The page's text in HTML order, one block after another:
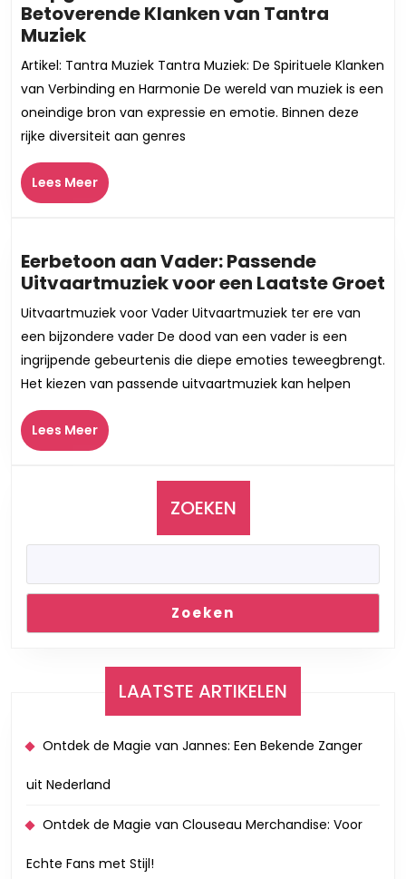
Betoverende Klanken van Tantra
MuziekDiepgaande
Verbinding:
De
Betoverende
Klanken
van
Tantra
Muziek
Artikel: Tantra Muziek Tantra Muziek: De Spirituele Klanken
van Verbinding en Harmonie De wereld van muziek is een
oneindige bron van expressie en emotie. Binnen deze
rijke diversiteit aan genres
Lees MeerLees
Meer
Eerbetoon aan Vader: Passende
Uitvaartmuziek voor een Laatste Groet
Uitvaartmuziek voor Vader Uitvaartmuziek ter ere van
een bijzondere vader De dood van een vader is een
ingrijpende gebeurtenis die diepe emoties teweegbrengt.
Het kiezen van passende uitvaartmuziek kan helpen
Lees MeerLees
Meer
ZOEKEN
Zoeken
LAATSTE ARTIKELEN
Ontdek de Magie van Jannes: Een Bekende Zanger
uit Nederland
Ontdek de Magie van Clouseau Merchandise: Voor
Echte Fans met Stijl!